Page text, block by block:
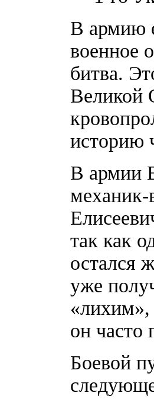
В армию
военное
битва.
Великой
историю
В армии
механик-
так как
остался
уже
«лихим»,
он часто
Боевой